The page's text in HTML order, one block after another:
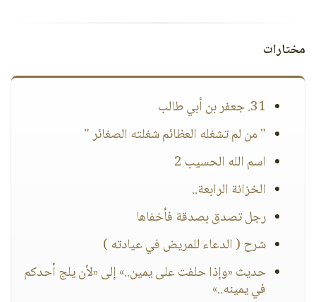
مختارات
31. جعفر بن أبي طالب
" من لم تشغله العظائم شغلته الصغائر "
اسم الله الحسيب 2
الخزانة الرابعة..
رجل تصدق بصدقة فأخفاها
شرح ( الدعاء للمريض في عيادته )
حديث «وإذا حلفت على يمين..» إلى «لأن يلج أحدكم
في يمينه..»